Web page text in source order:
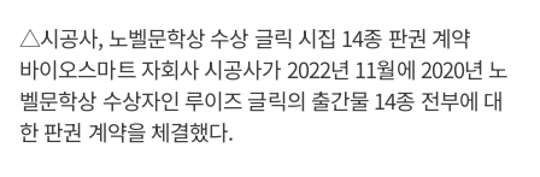
△시공사, 노벨문학상 수상 글릭 시집 14종 판권 계약
바이오스마트 자회사 시공사가 2022년 11월에 2020년 노
벨문학상 수상자인 루이즈 글릭의 출간물 14종 전부에 대
한 판권 계약을 체결했다.